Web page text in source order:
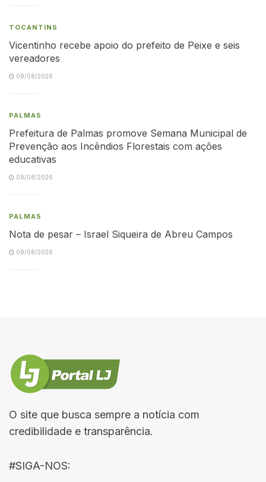
TOCANTINS
Vicentinho recebe apoio do prefeito de Peixe e seis
vereadores
08/08/2026
PALMAS
Prefeitura de Palmas promove Semana Municipal de
Prevenção aos Incêndios Florestais com ações
educativas
08/08/2026
PALMAS
Nota de pesar – Israel Siqueira de Abreu Campos
08/08/2026
O site que busca sempre a notícia com
credibilidade e transparência.
#SIGA-NOS: